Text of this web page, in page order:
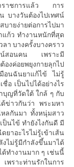
าราชการแล้ว การ
บางวันต้องไปเทศน์
ายง่ายต่อการไปมา
ก้ว ทำงานหนักที่สุด
า บางครั้งบางคราว
น์สอนคน เพราะมี
งค่อยพยุงกายลุกไป
อนฉันยาแก้ไข้ ไม่รู้
อ เป็นไปได้อย่างไร
บุญที่วัดใต้ ใกล้ ๆ กับ
ข่าวกันว่า พระมหา
หลกันมา ทั้งหนุ่มสาว
นไข้ ทำยังไงกันดี มี
อะไรไม่รู้เข้าเส้น
ไม่รู้มีกำลังขึ้นมาได้
ด้ทำงานมาก ๆ เช่นนี้
พราะท่านรักในการ